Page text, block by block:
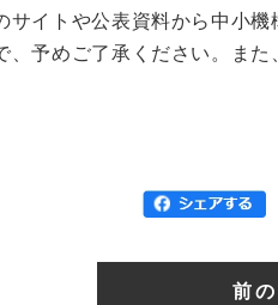
サイトや公表資料から中小
、予めご了承ください。ま
前